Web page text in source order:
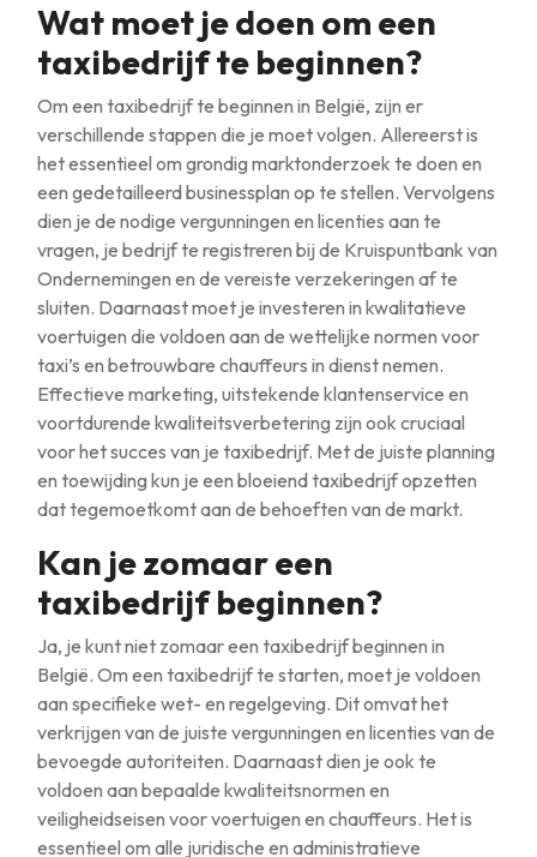
Wat moet je doen om een
taxibedrijf te beginnen?
Om een taxibedrijf te beginnen in België, zijn er
verschillende stappen die je moet volgen. Allereerst is
het essentieel om grondig marktonderzoek te doen en
een gedetailleerd businessplan op te stellen. Vervolgens
dien je de nodige vergunningen en licenties aan te
vragen, je bedrijf te registreren bij de Kruispuntbank van
Ondernemingen en de vereiste verzekeringen af te
sluiten. Daarnaast moet je investeren in kwalitatieve
voertuigen die voldoen aan de wettelijke normen voor
taxi’s en betrouwbare chauffeurs in dienst nemen.
Effectieve marketing, uitstekende klantenservice en
voortdurende kwaliteitsverbetering zijn ook cruciaal
voor het succes van je taxibedrijf. Met de juiste planning
en toewijding kun je een bloeiend taxibedrijf opzetten
dat tegemoetkomt aan de behoeften van de markt.
Kan je zomaar een
taxibedrijf beginnen?
Ja, je kunt niet zomaar een taxibedrijf beginnen in
België. Om een taxibedrijf te starten, moet je voldoen
aan specifieke wet- en regelgeving. Dit omvat het
verkrijgen van de juiste vergunningen en licenties van de
bevoegde autoriteiten. Daarnaast dien je ook te
voldoen aan bepaalde kwaliteitsnormen en
veiligheidseisen voor voertuigen en chauffeurs. Het is
essentieel om alle juridische en administratieve